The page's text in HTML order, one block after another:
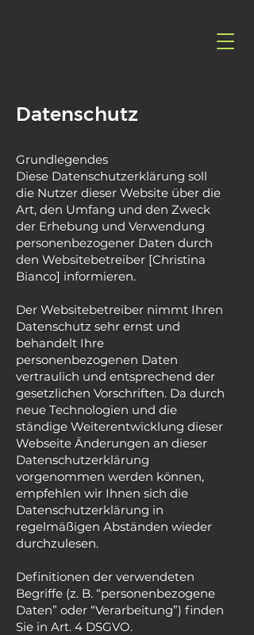
Datenschutz
Grundlegendes
Diese Datenschutzerklärung soll
die Nutzer dieser Website über die
Art, den Umfang und den Zweck
der Erhebung und Verwendung
personenbezogener Daten durch
den Websitebetreiber [Christina
Bianco] informieren.
Der Websitebetreiber nimmt Ihren
Datenschutz sehr ernst und
behandelt Ihre
personenbezogenen Daten
vertraulich und entsprechend der
gesetzlichen Vorschriften. Da durch
neue Technologien und die
ständige Weiterentwicklung dieser
Webseite Änderungen an dieser
Datenschutzerklärung
vorgenommen werden können,
empfehlen wir Ihnen sich die
Datenschutzerklärung in
regelmäßigen Abständen wieder
durchzulesen.
Definitionen der verwendeten
Begriffe (z. B. “personenbezogene
Daten” oder “Verarbeitung”) finden
Sie in Art. 4 DSGVO.